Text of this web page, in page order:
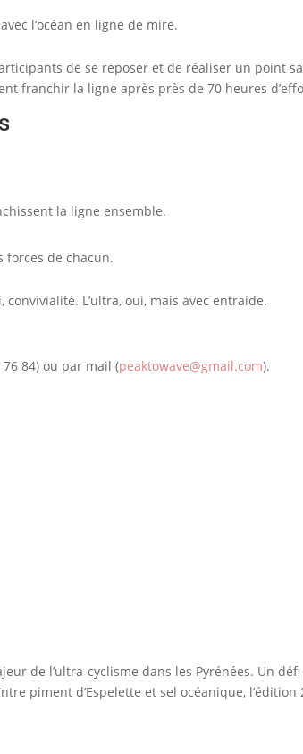
l’océan en ligne de mire.
de se reposer et de réaliser un point
franchir la ligne après près de 70 heures
la ligne ensemble.
forces de chacun.
L’ultra, oui, mais avec entraide.
84) ou par mail (peaktowave@gmail.com).
de l’ultra-cyclisme dans les Pyrénées. Un
piment d’Espelette et sel océanique,